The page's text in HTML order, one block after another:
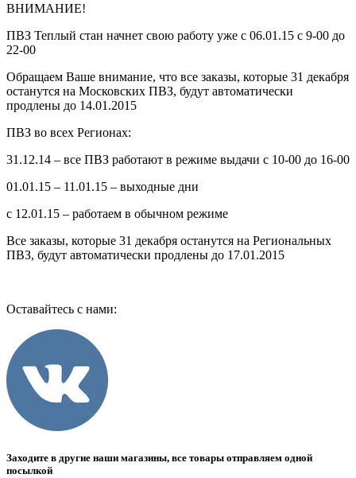
ВНИМАНИЕ!
ПВЗ Теплый стан начнет свою работу уже с 06.01.15 с 9-00 до
22-00
Обращаем Ваше внимание, что все заказы, которые 31 декабря
останутся на Московских ПВЗ, будут автоматически
продлены до 14.01.2015
ПВЗ во всех Регионах:
31.12.14 – все ПВЗ работают в режиме выдачи с 10-00 до 16-00
01.01.15 – 11.01.15 – выходные дни
с 12.01.15 – работаем в обычном режиме
Все заказы, которые 31 декабря останутся на Региональных
ПВЗ, будут автоматически продлены до 17.01.2015
Оставайтесь с нами:
Заходите в другие наши магазины, все товары отправляем одной
посылкой